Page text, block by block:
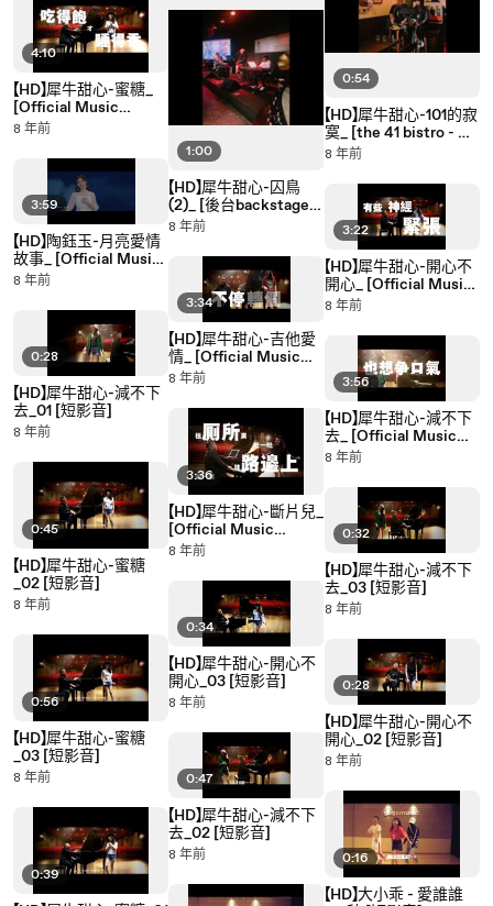
4:10
【HD】犀牛甜心-蜜糖_
[Official Music
Video] 官方字幕版MV
8 年前
3:59
【HD】陶鈺玉-月亮愛情
故事_ [Official Music
Video] 官方完整版MV
8 年前
0:28
【HD】犀牛甜心-減不下
去_01 [短影音]
8 年前
0:45
【HD】犀牛甜心-蜜糖
_02 [短影音]
8 年前
0:56
【HD】犀牛甜心-蜜糖
_03 [短影音]
8 年前
0:39
1:00
【HD】犀牛甜心-囚鳥
(2)_ [後台backstage
café演出] LIVE
8 年前
3:34
【HD】犀牛甜心-吉他愛
情_ [Official Music
Video] 官方字幕版MV
8 年前
3:36
【HD】犀牛甜心-斷片兒_
[Official Music
Video] 官方字幕版MV
8 年前
0:34
【HD】犀牛甜心-開心不
開心_03 [短影音]
8 年前
0:47
【HD】犀牛甜心-減不下
去_02 [短影音]
8 年前
0:54
【HD】犀牛甜心-101的寂
寞_ [the 41 bistro - 肆
拾壹號英式小酒館演
8 年前
3:22
【HD】犀牛甜心-開心不
開心_ [Official Music
Video] 官方字幕版MV
8 年前
3:56
【HD】犀牛甜心-減不下
去_ [Official Music
Video] 官方字幕版MV
8 年前
0:32
【HD】犀牛甜心-減不下
去_03 [短影音]
8 年前
0:28
【HD】犀牛甜心-開心不
開心_02 [短影音]
8 年前
0:16
【HD】大小乖 - 愛誰誰